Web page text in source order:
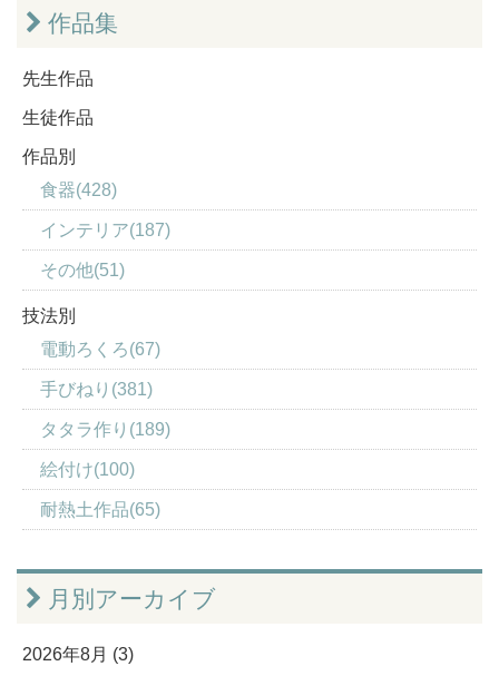
作品集
先生作品
生徒作品
作品別
食器(428)
インテリア(187)
その他(51)
技法別
電動ろくろ(67)
手びねり(381)
タタラ作り(189)
絵付け(100)
耐熱土作品(65)
月別アーカイブ
2026年8月 (3)